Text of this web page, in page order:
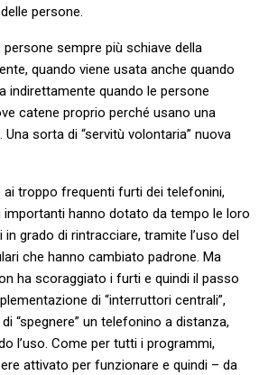
persone.
persone sempre più schiave della
quando viene usata anche quando
indirettamente quando le persone
catene proprio perché usano una
sorta di “servitù volontaria” nuova
ai troppo frequenti furti dei telefonini,
importanti hanno dotato da tempo le loro
grado di rintracciare, tramite l’uso del
che hanno cambiato padrone. Ma
ha scoraggiato i furti e quindi il passo
di “interruttori centrali”,
“spegnere” un telefonino a distanza,
l’uso. Come per tutti i programmi,
attivato per funzionare e quindi – da